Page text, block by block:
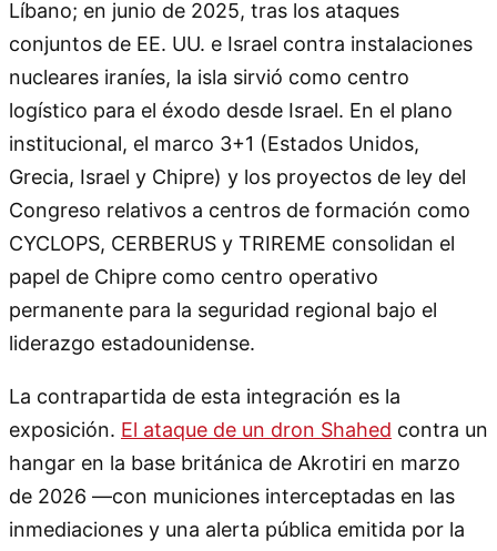
Líbano; en junio de 2025, tras los ataques
conjuntos de EE. UU. e Israel contra instalaciones
nucleares iraníes, la isla sirvió como centro
logístico para el éxodo desde Israel. En el plano
institucional, el marco 3+1 (Estados Unidos,
Grecia, Israel y Chipre) y los proyectos de ley del
Congreso relativos a centros de formación como
CYCLOPS, CERBERUS y TRIREME consolidan el
papel de Chipre como centro operativo
permanente para la seguridad regional bajo el
liderazgo estadounidense.
La contrapartida de esta integración es la
exposición. El ataque de un dron Shahed contra un
hangar en la base británica de Akrotiri en marzo
de 2026 —con municiones interceptadas en las
inmediaciones y una alerta pública emitida por la